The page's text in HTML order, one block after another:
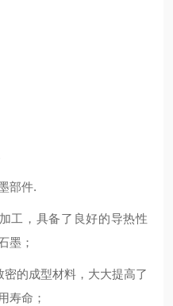
部件.
工，具备了良好的导热性
墨；
的成型材料，大大提高了
寿命；